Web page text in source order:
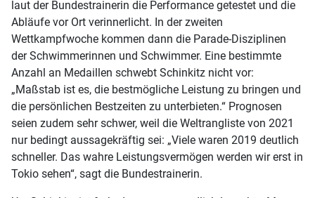
laut der Bundestrainerin die Performance getestet und die
Abläufe vor Ort verinnerlicht. In der zweiten
Wettkampfwoche kommen dann die Parade-Disziplinen
der Schwimmerinnen und Schwimmer. Eine bestimmte
Anzahl an Medaillen schwebt Schinkitz nicht vor:
„Maßstab ist es, die bestmögliche Leistung zu bringen und
die persönlichen Bestzeiten zu unterbieten.“ Prognosen
seien zudem sehr schwer, weil die Weltrangliste von 2021
nur bedingt aussagekräftig sei: „Viele waren 2019 deutlich
schneller. Das wahre Leistungsvermögen werden wir erst in
Tokio sehen“, sagt die Bundestrainerin.